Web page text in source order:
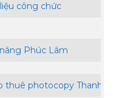
công chức
Phúc Lâm
thuê photocopy Thanh